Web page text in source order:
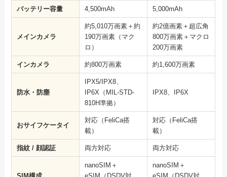
バッテリー容量 4,500mAh 5,000mAh
メインカメラ
約5,010万画素＋約
190万画素（マク
ロ）
約2億画素＋超広角
800万画素＋マクロ
200万画素
インカメラ 約800万画素 約1,600万画素
防水・防塵
IPX5/IPX8、
IP6X（MIL-STD-
810H準拠）
IPX8、IP6X
おサイフケータイ
対応（FeliCa搭
載）
対応（FeliCa搭
載）
指紋 / 顔認証 両方対応 両方対応
nanoSIM＋
nanoSIM＋